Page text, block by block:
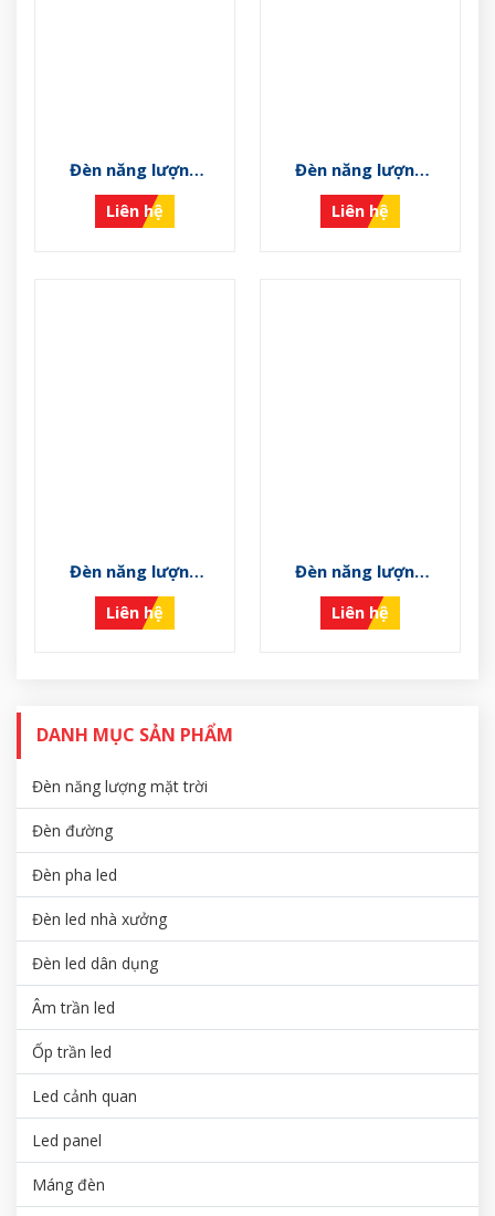
Đèn năng lượng
mặt trời VS-NLMT-
K
Liên hệ
Đèn năng lượng
mặt trời VS-NLMT-I
Liên hệ
Đèn năng lượng
mặt trời VS-NLMT-
G
Liên hệ
Đèn năng lượng
mặt trời VS-NLMT-
F
Liên hệ
DANH MỤC SẢN PHẨM
Đèn năng lượng mặt trời
Đèn đường
Đèn pha led
Đèn led nhà xưởng
Đèn led dân dụng
Âm trần led
Ốp trần led
Led cảnh quan
Led panel
Máng đèn